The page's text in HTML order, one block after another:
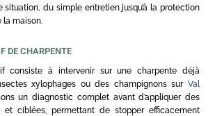
situation, du simple entretien jusqu’à la protection
la maison.
DE CHARPENTE
consiste à intervenir sur une charpente déjà
xylophages ou des champignons sur Val
un diagnostic complet avant d’appliquer des
et ciblées, permettant de stopper efficacement